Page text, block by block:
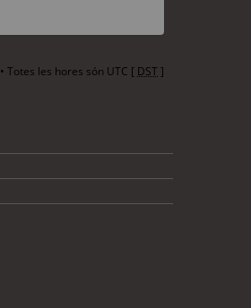
• Totes les hores són UTC [ DST]